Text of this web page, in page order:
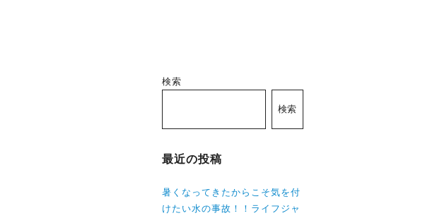
検索
検索
最近の投稿
暑くなってきたからこそ気を付
けたい水の事故！！ライフジャ